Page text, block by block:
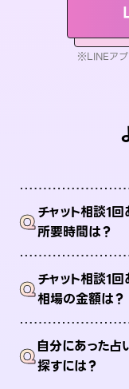
※LINEアプ
Qチャット相談1
所要時間は？
Qチャット相談1
相場の金額は？
Q自分にあった占
探すには？